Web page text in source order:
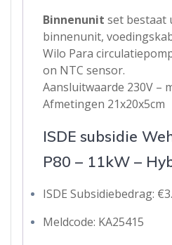
Binnenunit set bestaat
binnenunit,
Wilo Para
on NTC sensor.
Aansluitwaarde 230V –
Afmetingen 21x20x5cm
ISDE subsidie
P80 – 11kW –
ISDE Subsidiebedrag:
Meldcode: KA25415